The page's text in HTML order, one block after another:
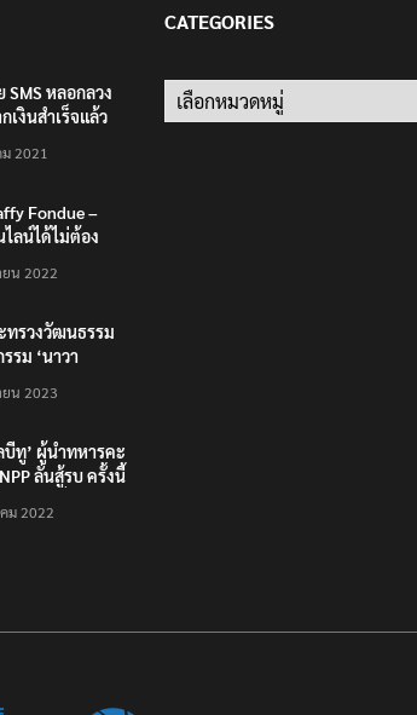
SMS หลอกลวง
เงินสำเร็จแล้ว
บาท”
2021
Fondue –
ไลน์ได้ไม่ต้อง
ใช่แค่ในกรุง
น 2022
ทรวงวัฒนธรรม
รม ‘นาวา
ทางน้ำ
น 2023
บีทู’ ผู้นำทหารคะ
ลั่นสู้รบ ครั้งนี้
ต้องชนะ
ม 2022
CATEGORIES
Categories